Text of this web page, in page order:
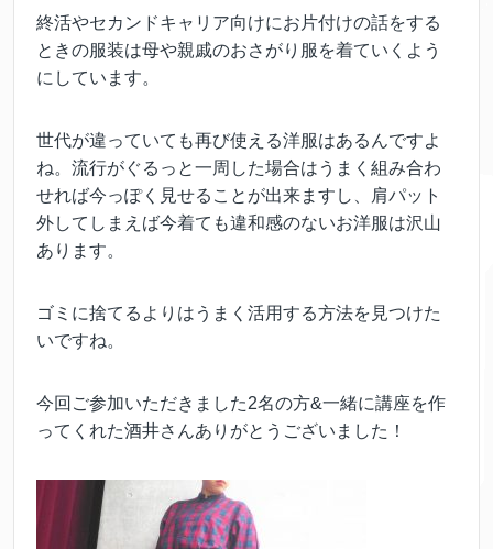
終活やセカンドキャリア向けにお片付けの話をする
ときの服装は母や親戚のおさがり服を着ていくよう
にしています。
世代が違っていても再び使える洋服はあるんですよ
ね。流行がぐるっと一周した場合はうまく組み合わ
せれば今っぽく見せることが出来ますし、肩パット
外してしまえば今着ても違和感のないお洋服は沢山
あります。
ゴミに捨てるよりはうまく活用する方法を見つけた
いですね。
今回ご参加いただきました2名の方&一緒に講座を作
ってくれた酒井さんありがとうございました！